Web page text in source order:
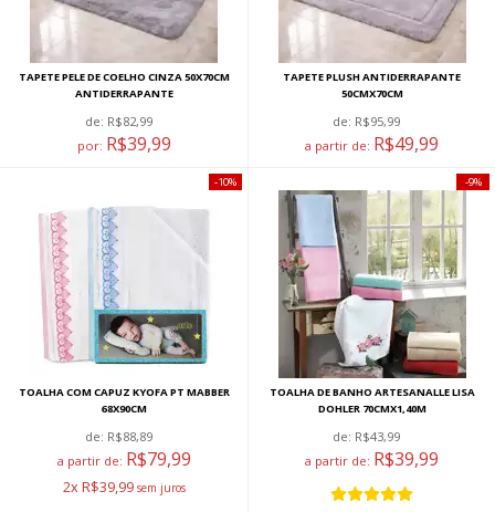
TAPETE PELE DE COELHO CINZA 50X70CM
ANTIDERRAPANTE
de: R$82,99
por: R$39,99
TAPETE PLUSH ANTIDERRAPANTE
50CMX70CM
de: R$95,99
a partir de: R$49,99
TOALHA COM CAPUZ KYOFA PT MABBER
68X90CM
de: R$88,89
a partir de: R$79,99
2x R$39,99
10%
TOALHA DE BANHO ARTESANALLE LISA
DOHLER 70CMX1,40M
de: R$43,99
a partir de: R$39,99
9%